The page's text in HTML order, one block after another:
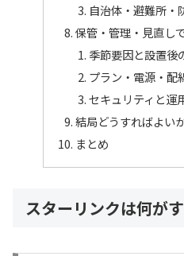
自治体・避難所・
保管・管理・見直し
季節要因と設置後
プラン・電源・配
セキュリティと運
結局どうすればよい
まとめ
スターリンクは何が